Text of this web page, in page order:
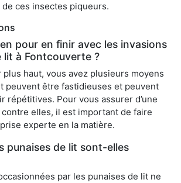
ces insectes piqueurs.
pour en finir avec les invasions
lit à Fontcouverte ?
haut, vous avez plusieurs moyens
peuvent être fastidieuses et peuvent
répétitives. Pour vous assurer d’une
elles, il est important de faire
experte en la matière.
punaises de lit sont-elles
par les punaises de lit ne